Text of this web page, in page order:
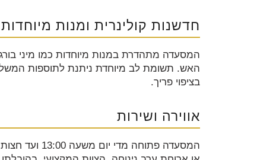
חדשנות קולינרית ומנות מיוחדות
המסעדה מתהדרת במנות מיוחדות כמו מיני
האש. תשומת לב מיוחדת ניתנת לתוספות
בציפוי פריך.
אווירה ושירות
המסעדה